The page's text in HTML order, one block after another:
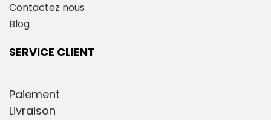
Contactez nous
Blog
SERVICE CLIENT
Paiement
Livraison